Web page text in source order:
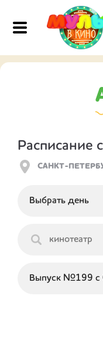
Расписание